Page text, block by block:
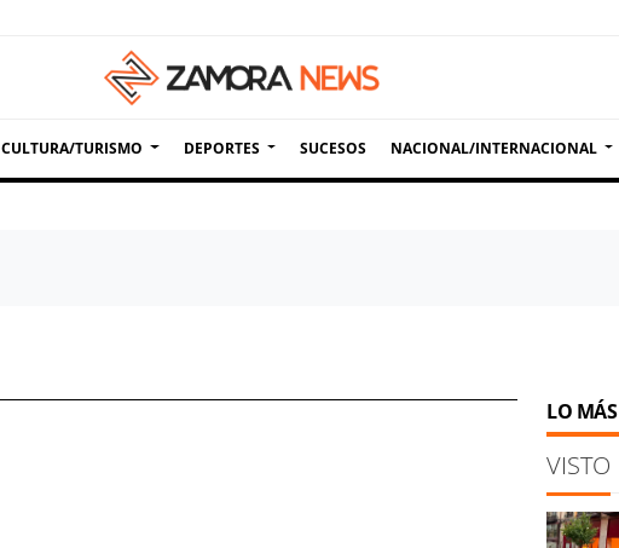
CULTURA/TURISMO DEPORTES SUCESOS NACIONAL/INTERNACIONAL
LO MÁS
VISTO